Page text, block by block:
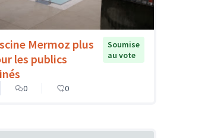
Mermoz plus
les publics
Soumise
au vote
0 0